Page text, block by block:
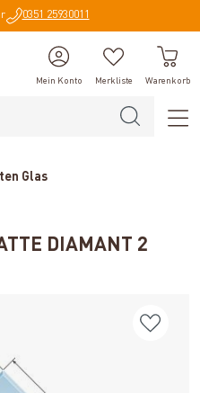
0351 25930011
Mein Konto Merkliste Warenkorb
Glas
DIAMANT 2